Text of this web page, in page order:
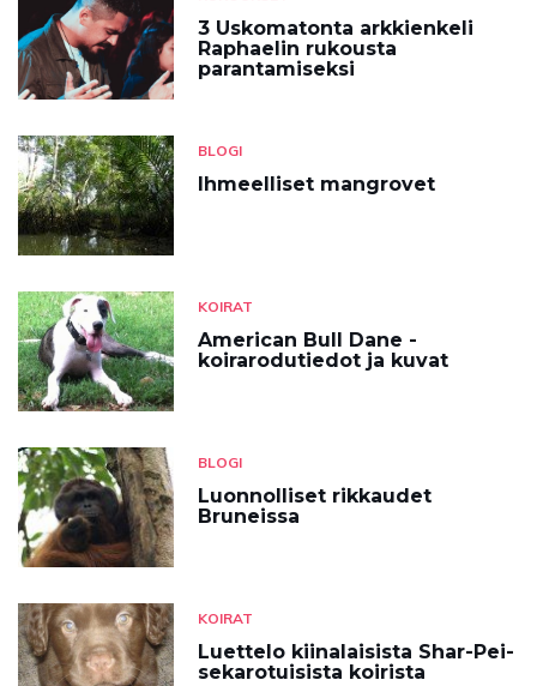
3 Uskomatonta arkkienkeli
Raphaelin rukousta
parantamiseksi
BLOGI
Ihmeelliset mangrovet
KOIRAT
American Bull Dane -
koirarodutiedot ja kuvat
BLOGI
Luonnolliset rikkaudet
Bruneissa
KOIRAT
Luettelo kiinalaisista Shar-Pei-
sekarotuisista koirista